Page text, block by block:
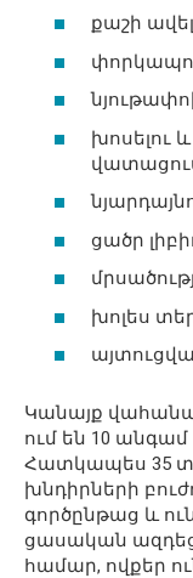
քաշի
խոսելու
ցածր
խոլես
Կանայք
ում են 10
Հատկապես 35
խնդիրների
գործընթաց և
ցասական
համար, ովքեր